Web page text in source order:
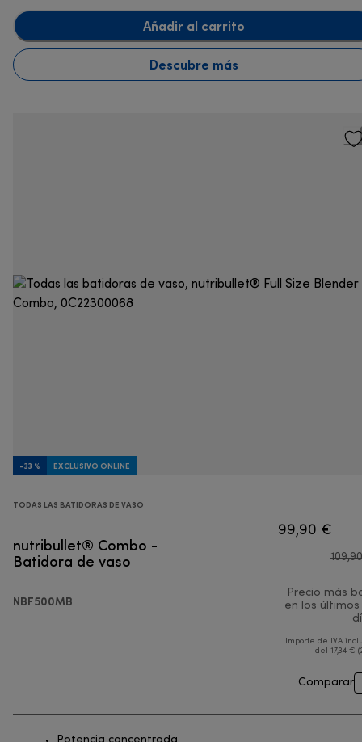
Añadir al carrito
Descubre más
-33 % EXCLUSIVO ONLINE
TODAS LAS BATIDORAS DE VASO
nutribullet® Combo -
Batidora de vaso
NBF500MB
99,90 €
Precio más
en los últimos
Importe de IVA
del 17,34 €
Comparar